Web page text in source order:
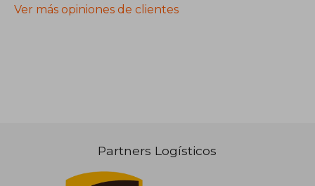
Ver más opiniones de clientes
Partners Logísticos